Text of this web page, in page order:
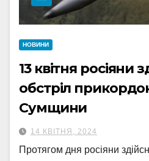
НОВИНИ
13 квітня росіяни
обстріл
Сумщини
14 КВІТНЯ, 2024
Протягом дня росіяни